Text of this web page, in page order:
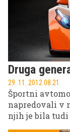
Druga
29. 11. 2012 08.21
Športni
napredovali v
njih je bila tudi